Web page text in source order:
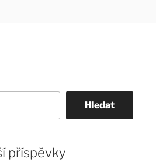
Hledat
příspěvky